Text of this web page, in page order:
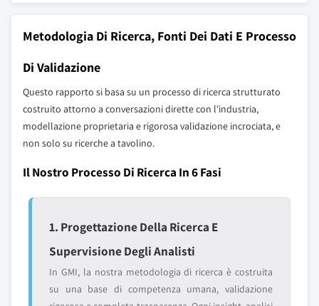
Metodologia Di Ricerca, Fonti Dei Dati E Processo
Di Validazione
Questo rapporto si basa su un processo di ricerca strutturato
costruito attorno a conversazioni dirette con l'industria,
modellazione proprietaria e rigorosa validazione incrociata, e
non solo su ricerche a tavolino.
Il Nostro Processo Di Ricerca In 6 Fasi
1. Progettazione Della Ricerca E
Supervisione Degli Analisti
In GMI, la nostra metodologia di ricerca è costruita
su una base di competenza umana, validazione